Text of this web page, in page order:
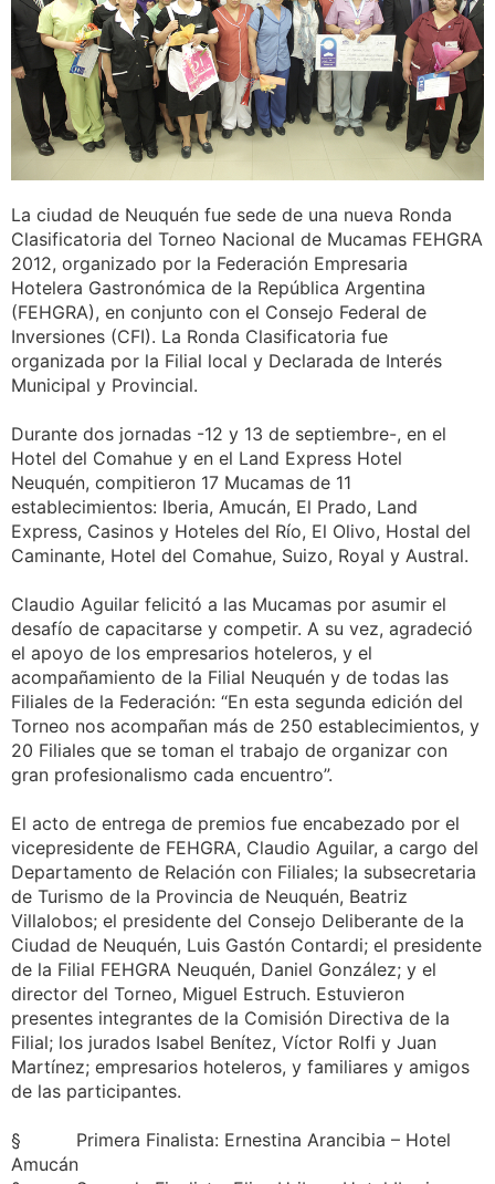
La ciudad de Neuquén fue sede de una nueva Ronda
Clasificatoria del Torneo Nacional de Mucamas FEHGRA
2012, organizado por la Federación Empresaria
Hotelera Gastronómica de la República Argentina
(FEHGRA), en conjunto con el Consejo Federal de
Inversiones (CFI). La Ronda Clasificatoria fue
organizada por la Filial local y Declarada de Interés
Municipal y Provincial.
Durante dos jornadas -12 y 13 de septiembre-, en el
Hotel del Comahue y en el Land Express Hotel
Neuquén, compitieron 17 Mucamas de 11
establecimientos: Iberia, Amucán, El Prado, Land
Express, Casinos y Hoteles del Río, El Olivo, Hostal del
Caminante, Hotel del Comahue, Suizo, Royal y Austral.
Claudio Aguilar felicitó a las Mucamas por asumir el
desafío de capacitarse y competir. A su vez, agradeció
el apoyo de los empresarios hoteleros, y el
acompañamiento de la Filial Neuquén y de todas las
Filiales de la Federación: “En esta segunda edición del
Torneo nos acompañan más de 250 establecimientos, y
20 Filiales que se toman el trabajo de organizar con
gran profesionalismo cada encuentro”.
El acto de entrega de premios fue encabezado por el
vicepresidente de FEHGRA, Claudio Aguilar, a cargo del
Departamento de Relación con Filiales; la subsecretaria
de Turismo de la Provincia de Neuquén, Beatriz
Villalobos; el presidente del Consejo Deliberante de la
Ciudad de Neuquén, Luis Gastón Contardi; el presidente
de la Filial FEHGRA Neuquén, Daniel González; y el
director del Torneo, Miguel Estruch. Estuvieron
presentes integrantes de la Comisión Directiva de la
Filial; los jurados Isabel Benítez, Víctor Rolfi y Juan
Martínez; empresarios hoteleros, y familiares y amigos
de las participantes.
§ Primera Finalista: Ernestina Arancibia – Hotel
Amucán